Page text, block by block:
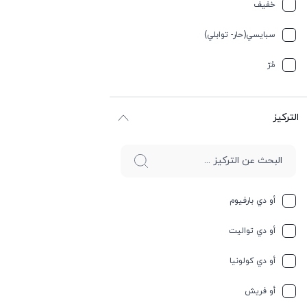
جلد
جوز الهند
حامِض
خفیف
سبایسي(حار- توابلي)
مُرّ
التركيز
أو دي بارفيوم
أو دي تواليت
أو دي كولونيا
أو فريش